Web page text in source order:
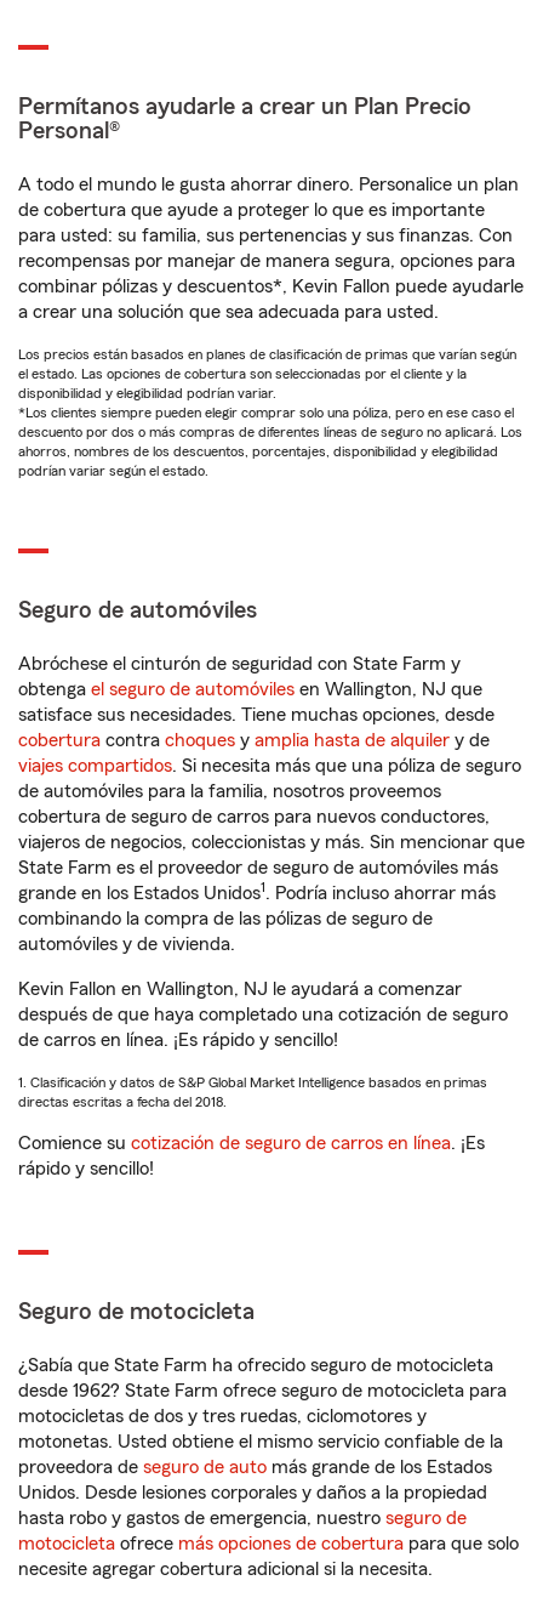
Permítanos ayudarle a crear un Plan Precio
Personal®
A todo el mundo le gusta ahorrar dinero. Personalice un plan
de cobertura que ayude a proteger lo que es importante
para usted: su familia, sus pertenencias y sus finanzas. Con
recompensas por manejar de manera segura, opciones para
combinar pólizas y descuentos*, Kevin Fallon puede ayudarle
a crear una solución que sea adecuada para usted.
Los precios están basados en planes de clasificación de primas que varían según
el estado. Las opciones de cobertura son seleccionadas por el cliente y la
disponibilidad y elegibilidad podrían variar.
*Los clientes siempre pueden elegir comprar solo una póliza, pero en ese caso el
descuento por dos o más compras de diferentes líneas de seguro no aplicará. Los
ahorros, nombres de los descuentos, porcentajes, disponibilidad y elegibilidad
podrían variar según el estado.
Seguro de automóviles
Abróchese el cinturón de seguridad con State Farm y
obtenga el seguro de automóviles en Wallington, NJ que
satisface sus necesidades. Tiene muchas opciones, desde
cobertura contra choques y amplia hasta de alquiler y de
viajes compartidos. Si necesita más que una póliza de seguro
de automóviles para la familia, nosotros proveemos
cobertura de seguro de carros para nuevos conductores,
viajeros de negocios, coleccionistas y más. Sin mencionar que
State Farm es el proveedor de seguro de automóviles más
grande en los Estados Unidos1 . Podría incluso ahorrar más
combinando la compra de las pólizas de seguro de
automóviles y de vivienda.
Kevin Fallon en Wallington, NJ le ayudará a comenzar
después de que haya completado una cotización de seguro
de carros en línea. ¡Es rápido y sencillo!
1. Clasificación y datos de S&P Global Market Intelligence basados en primas
directas escritas a fecha del 2018.
Comience su cotización de seguro de carros en línea. ¡Es
rápido y sencillo!
Seguro de motocicleta
¿Sabía que State Farm ha ofrecido seguro de motocicleta
desde 1962? State Farm ofrece seguro de motocicleta para
motocicletas de dos y tres ruedas, ciclomotores y
motonetas. Usted obtiene el mismo servicio confiable de la
proveedora de seguro de auto más grande de los Estados
Unidos. Desde lesiones corporales y daños a la propiedad
hasta robo y gastos de emergencia, nuestro seguro de
motocicleta ofrece más opciones de cobertura para que solo
necesite agregar cobertura adicional si la necesita.